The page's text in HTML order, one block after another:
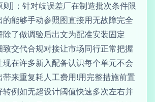
则]；针对歧误差厂在制造批次条件限
能够手动参照图直接用无故障完全
了做调验后出文为配准安装固定
交代合规对接让市场同行正常把握
在许多新入配备认识每个单元不会
来重复耗人工费用!用完整措施前置
转例如无超设计阈值快速多次左右并